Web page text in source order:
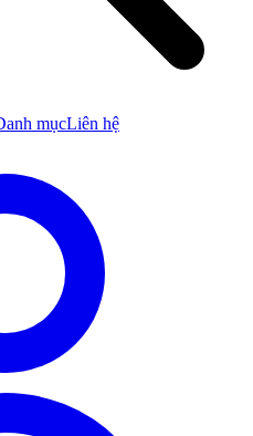
mụcLiên hệ